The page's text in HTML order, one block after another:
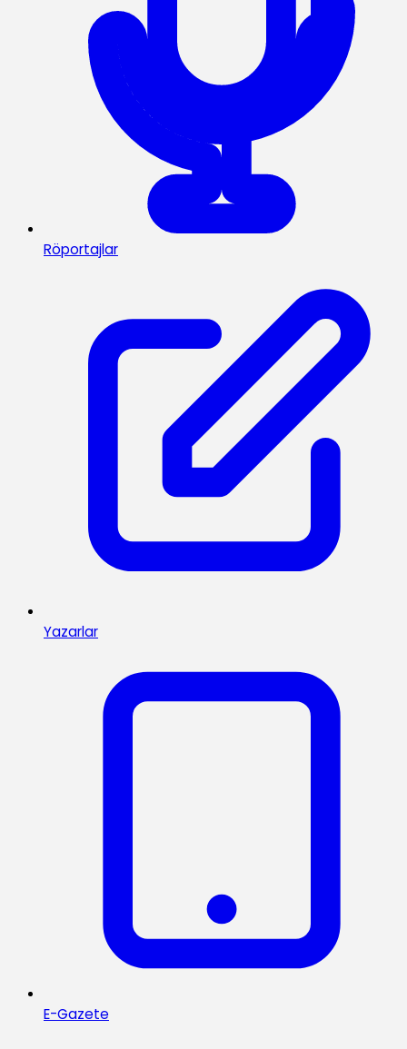
Röportajlar
Yazarlar
E-Gazete